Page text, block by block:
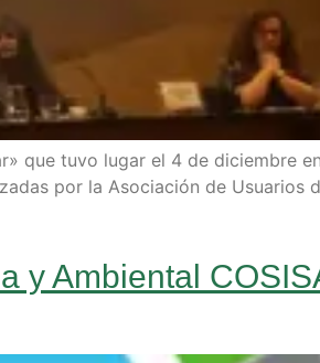
que tuvo lugar el 4 de diciembre
por la Asociación de Usuarios
y Ambiental